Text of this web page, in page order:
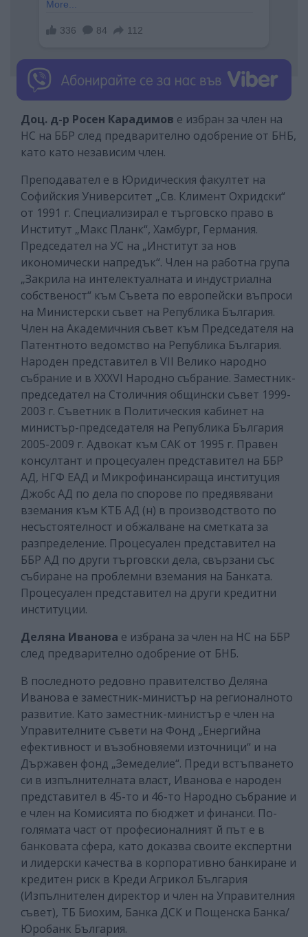
Доц. д-р Росен Карадимов е избран за член на
НС на ББР след предварително одобрение от БНБ,
като като независим член.
Преподавател е в Юридическия факултет на
Софийския Университет „Св. Климент Охридски“
от 1991 г. Специализирал е търговско право в
Институт „Макс Планк“, Хамбург, Германия.
Председател на УС на „Институт за нов
икономически напредък“. Член на работна група
„Закрила на интелектуалната и индустриална
собственост“ към Съвета по европейски въпроси
на Министерски съвет на Република България.
Член на Академичния съвет към Председателя на
Патентното ведомство на Република България.
Народен представител в VII Велико народно
събрание и в XXXVI Народно събрание. Заместник-
председател на Столичния общински съвет 1999-
2003 г. Съветник в Политическия кабинет на
министър-председателя на Република България
2005-2009 г. Адвокат към САК от 1995 г. Правен
консултант и процесуален представител на ББР
АД, НГФ ЕАД и Микрофинансираща институция
Джобс АД по дела по спорове по предявявани
вземания към КТБ АД (н) в производството по
несъстоятелност и обжалване на сметката за
разпределение. Процесуален представител на
ББР АД по други търговски дела, свързани със
събиране на проблемни вземания на Банката.
Процесуален представител на други кредитни
институции.
Деляна Иванова е избрана за член на НС на ББР
след предварително одобрение от БНБ.
В последното редовно правителство Деляна
Иванова е заместник-министър на регионалното
развитие. Като заместник-министър е член на
Управителните съвети на Фонд „Енергийна
ефективност и възобновяеми източници“ и на
Държавен фонд „Земеделие“. Преди встъпването
си в изпълнителната власт, Иванова е народен
представител в 45-то и 46-то Народно събрание и
е член на Комисията по бюджет и финанси. По-
голямата част от професионалният й път е в
банковата сфера, като доказва своите експертни
и лидерски качества в корпоративно банкиране и
кредитен риск в Креди Агрикол България
(Изпълнителен директор и член на Управителния
съвет), ТБ Биохим, Банка ДСК и Пощенска Банка/
Юробанк България.